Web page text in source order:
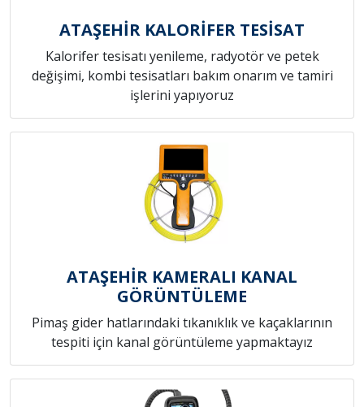
ATAŞEHİR KALORİFER TESİSAT
Kalorifer tesisatı yenileme, radyotör ve petek
değişimi, kombi tesisatları bakım onarım ve tamiri
işlerini yapıyoruz
ATAŞEHİR KAMERALI KANAL
GÖRÜNTÜLEME
Pimaş gider hatlarındaki tıkanıklık ve kaçaklarının
tespiti için kanal görüntüleme yapmaktayız